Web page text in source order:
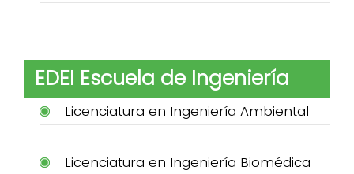
EDEI Escuela de Ingeniería
Licenciatura en Ingeniería Ambiental
Licenciatura en Ingeniería Biomédica